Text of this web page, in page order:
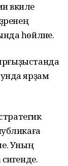
вәкиле
һөйләне.
ярҙам
Уның